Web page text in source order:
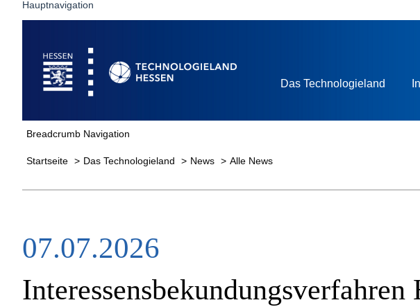
Hauptnavigation
Startseite
Das Technologieland
Breadcrumb Navigation
Startseite Das Technologieland News Alle News
07.07.2026
Interessensbekundungsverfahren